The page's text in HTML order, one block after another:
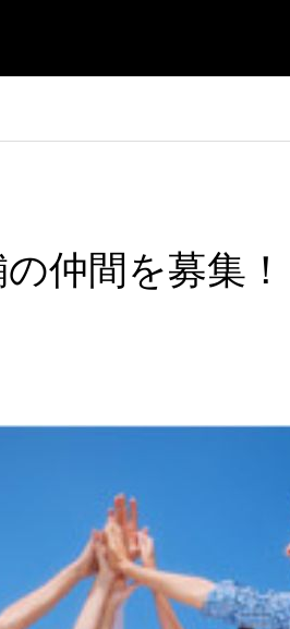
仲間を募集！